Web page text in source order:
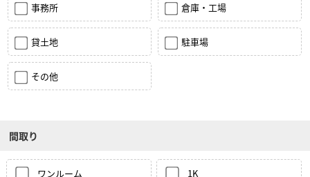
事務所 倉庫・工場
貸土地 駐車場
その他
間取り
ワンルーム 1K